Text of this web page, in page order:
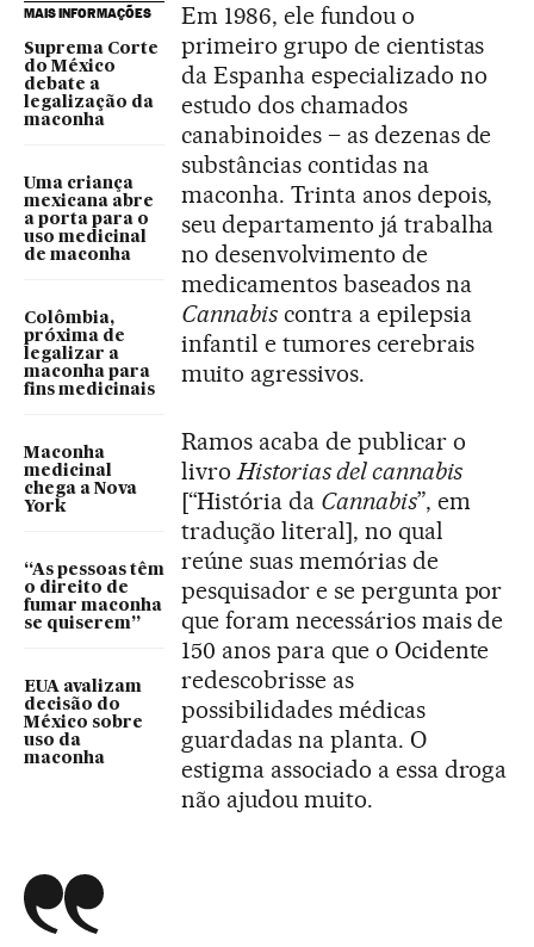
MAIS INFORMAÇÕES
Suprema Corte
do México
debate a
legalização da
maconha
Uma criança
mexicana abre
a porta para o
uso medicinal
de maconha
Colômbia,
próxima de
legalizar a
maconha para
fins medicinais
Maconha
medicinal
chega a Nova
York
“As pessoas têm
o direito de
fumar maconha
se quiserem”
EUA avalizam
decisão do
México sobre
uso da
maconha
Em 1986, ele fundou o
primeiro grupo de cientistas
da Espanha especializado no
estudo dos chamados
canabinoides – as dezenas de
substâncias contidas na
maconha. Trinta anos depois,
seu departamento já trabalha
no desenvolvimento de
medicamentos baseados na
Cannabiscontra a epilepsia
infantil e tumores cerebrais
muito agressivos.
Ramos acaba de publicar o
livroHistorias del cannabis
[“História da Cannabis”, em
tradução literal], no qual
reúne suas memórias de
pesquisador e se pergunta por
que foram necessários mais de
150 anos para que o Ocidente
redescobrisse as
possibilidades médicas
guardadas na planta. O
estigma associado a essa droga
não ajudou muito.